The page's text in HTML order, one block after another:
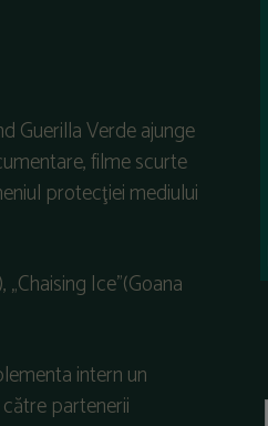
Guerilla Verde ajunge
filme scurte
protecţiei mediului
Ice”(Goana
intern un
partenerii